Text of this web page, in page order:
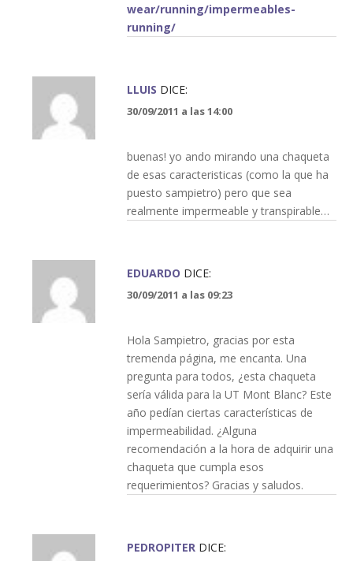
wear/running/impermeables-
running/
LLUIS DICE:
30/09/2011 a las 14:00
buenas! yo ando mirando una chaqueta
de esas caracteristicas (como la que ha
puesto sampietro) pero que sea
realmente impermeable y transpirable…
EDUARDO DICE:
30/09/2011 a las 09:23
Hola Sampietro, gracias por esta
tremenda página, me encanta. Una
pregunta para todos, ¿esta chaqueta
sería válida para la UT Mont Blanc? Este
año pedían ciertas características de
impermeabilidad. ¿Alguna
recomendación a la hora de adquirir una
chaqueta que cumpla esos
requerimientos? Gracias y saludos.
PEDROPITER DICE: